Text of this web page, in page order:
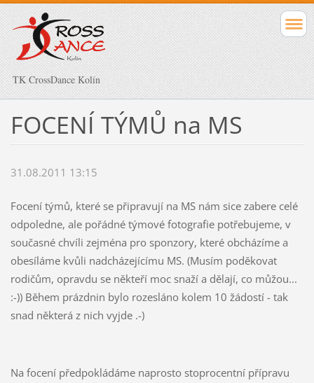
TK CrossDance Kolín
FOCENÍ TÝMŮ na MS
31.08.2011 13:15
Focení týmů, které se připravují na MS nám sice zabere celé
odpoledne, ale pořádné týmové fotografie potřebujeme, v
současné chvíli zejména pro sponzory, které obcházíme a
obesíláme kvůli nadcházejícímu MS. (Musím poděkovat
rodičům, opravdu se někteří moc snaží a dělají, co můžou...
:-)) Během prázdnin bylo rozesláno kolem 10 žádostí - tak
snad některá z nich vyjde .-)
Na focení předpokládáme naprosto stoprocentní přípravu